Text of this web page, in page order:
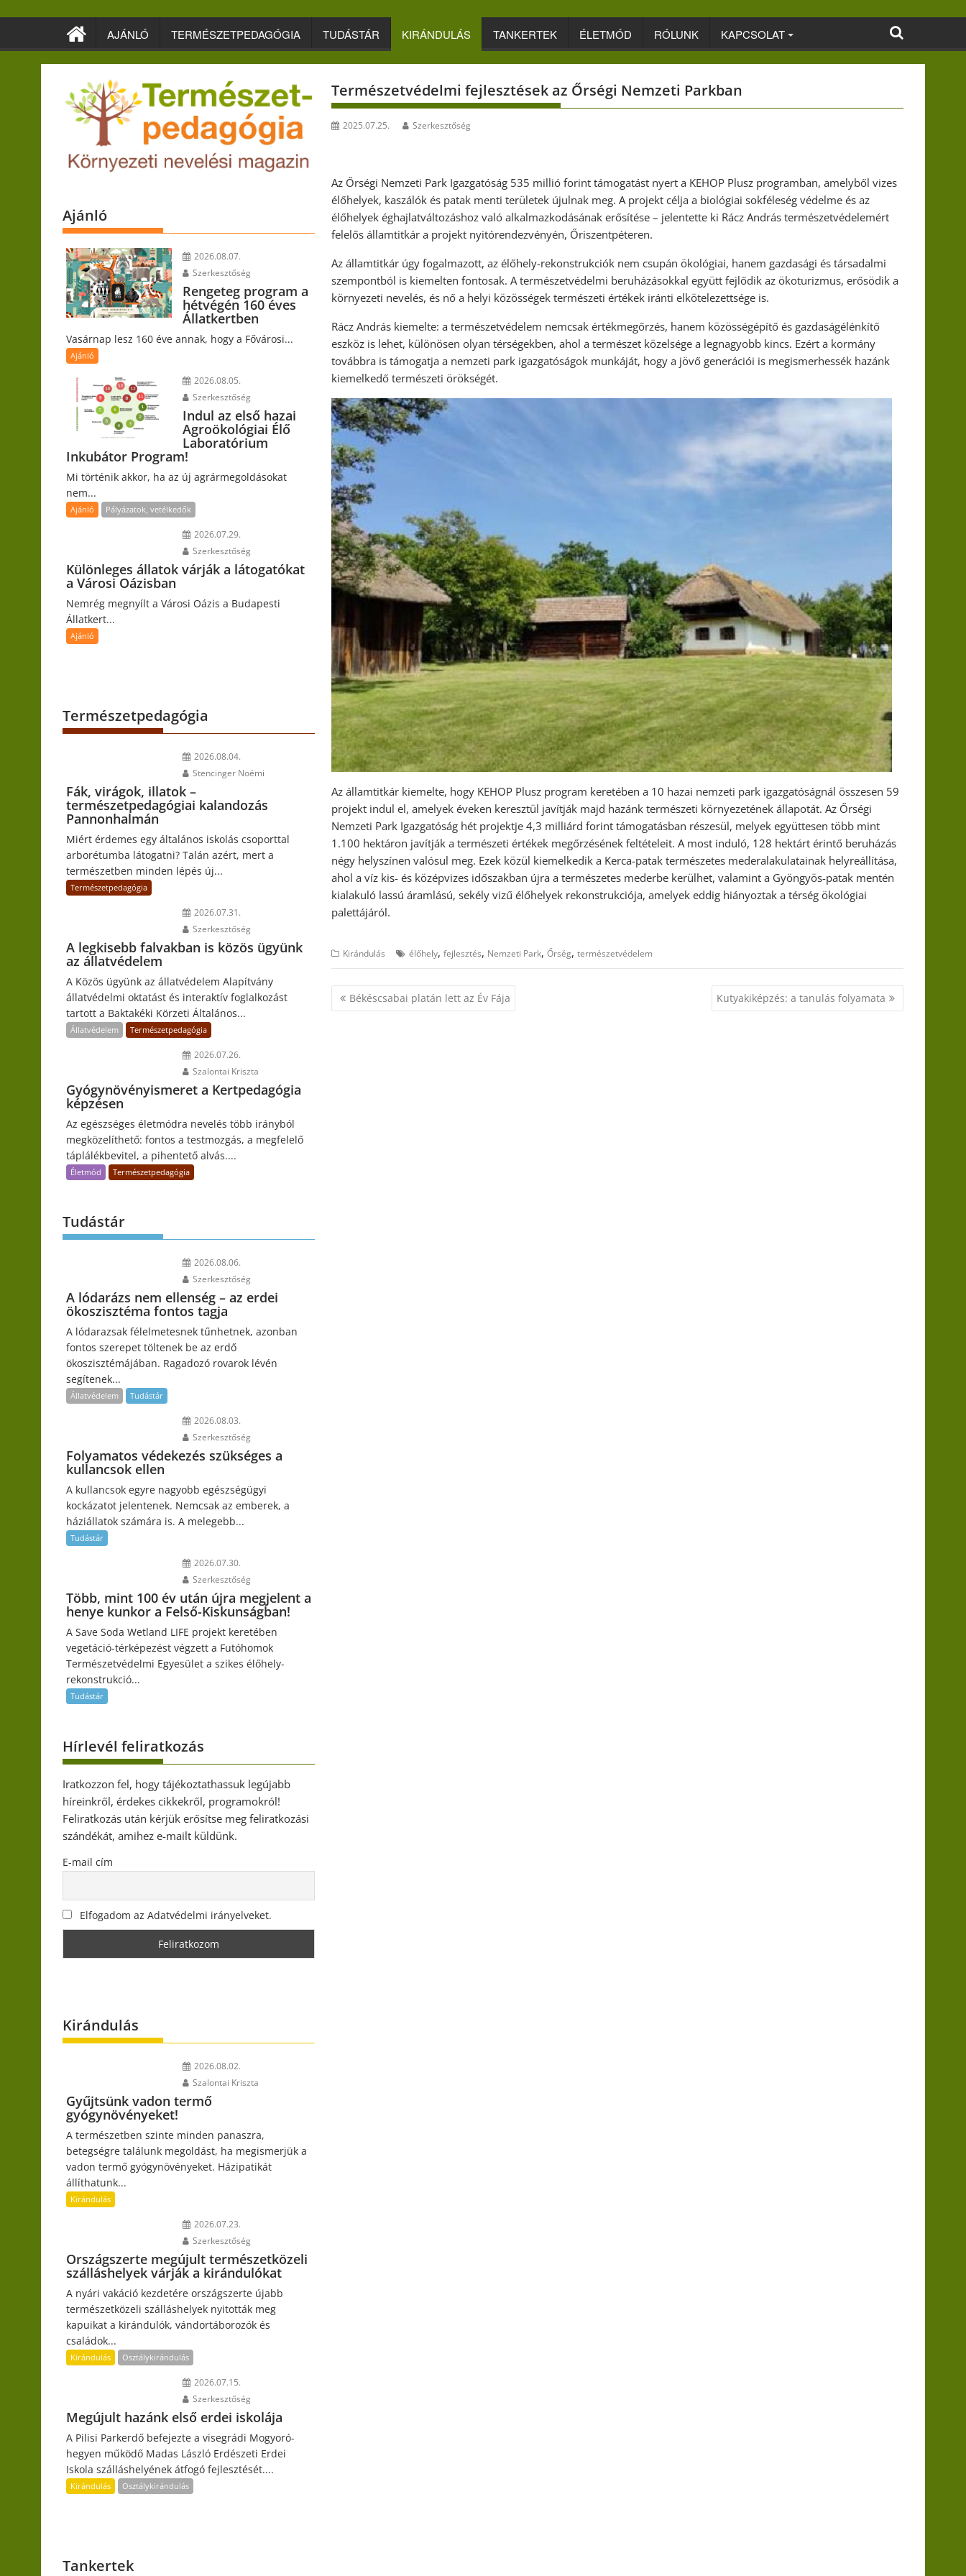
AJÁNLÓ TERMÉSZETPEDAGÓGIA TUDÁSTÁR KIRÁNDULÁS TANKERTEK ÉLETMÓD RÓLUNK KAPCSOLAT
Természetvédelmi fejlesztések az Őrségi Nemzeti Parkban
2025.07.25. Szerkesztőség
Az Őrségi Nemzeti Park Igazgatóság 535 millió forint támogatást nyert a KEHOP Plusz programban, amelyből vizes
élőhelyek, kaszálók és patak menti területek újulnak meg. A projekt célja a biológiai sokféleség védelme és az
élőhelyek éghajlatváltozáshoz való alkalmazkodásának erősítése – jelentette ki Rácz András természetvédelemért
felelős államtitkár a projekt nyitórendezvényén, Őriszentpéteren.
Az államtitkár úgy fogalmazott, az élőhely-rekonstrukciók nem csupán ökológiai, hanem gazdasági és társadalmi
szempontból is kiemelten fontosak. A természetvédelmi beruházásokkal együtt fejlődik az ökoturizmus, erősödik a
környezeti nevelés, és nő a helyi közösségek természeti értékek iránti elkötelezettsége is.
Rácz András kiemelte: a természetvédelem nemcsak értékmegőrzés, hanem közösségépítő és gazdaságélénkítő
eszköz is lehet, különösen olyan térségekben, ahol a természet közelsége a legnagyobb kincs. Ezért a kormány
továbbra is támogatja a nemzeti park igazgatóságok munkáját, hogy a jövő generációi is megismerhessék hazánk
kiemelkedő természeti örökségét.
Az államtitkár kiemelte, hogy KEHOP Plusz program keretében a 10 hazai nemzeti park igazgatóságnál összesen 59
projekt indul el, amelyek éveken keresztül javítják majd hazánk természeti környezetének állapotát. Az Őrségi
Nemzeti Park Igazgatóság hét projektje 4,3 milliárd forint támogatásban részesül, melyek együttesen több mint
1.100 hektáron javítják a természeti értékek megőrzésének feltételeit. A most induló, 128 hektárt érintő beruházás
négy helyszínen valósul meg. Ezek közül kiemelkedik a Kerca-patak természetes mederalakulatainak helyreállítása,
ahol a víz kis- és középvizes időszakban újra a természetes mederbe kerülhet, valamint a Gyöngyös-patak mentén
kialakuló lassú áramlású, sekély vizű élőhelyek rekonstrukciója, amelyek eddig hiányoztak a térség ökológiai
palettájáról.
Kirándulás élőhely,fejlesztés, Nemzeti Park,Őrség,természetvédelem
Bejegyzés
navigáció
Békéscsabai platán lett az Év Fája Kutyakiképzés: a tanulás folyamata
Ajánló
2026.08.07.
Szerkesztőség
Rengeteg program a
hétvégén 160 éves
Állatkertben
Vasárnap lesz 160 éve annak, hogy a Fővárosi...
Ajánló
2026.08.05.
Szerkesztőség
Indul az első hazai
Agroökológiai Élő
Laboratórium
Inkubátor Program!
Mi történik akkor, ha az új agrármegoldásokat
nem...
Ajánló Pályázatok, vetélkedők
2026.07.29.
Szerkesztőség
Különleges állatok várják a látogatókat
a Városi Oázisban
Nemrég megnyílt a Városi Oázis a Budapesti
Állatkert...
Ajánló
Természetpedagógia
2026.08.04.
Stencinger Noémi
Fák, virágok, illatok –
természetpedagógiai kalandozás
Pannonhalmán
Miért érdemes egy általános iskolás csoporttal
arborétumba látogatni? Talán azért, mert a
természetben minden lépés új...
Természetpedagógia
2026.07.31.
Szerkesztőség
A legkisebb falvakban is közös ügyünk
az állatvédelem
A Közös ügyünk az állatvédelem Alapítvány
állatvédelmi oktatást és interaktív foglalkozást
tartott a Baktakéki Körzeti Általános...
Állatvédelem Természetpedagógia
2026.07.26.
Szalontai Kriszta
Gyógynövényismeret a Kertpedagógia
képzésen
Az egészséges életmódra nevelés több irányból
megközelíthető: fontos a testmozgás, a megfelelő
táplálékbevitel, a pihentető alvás....
Életmód Természetpedagógia
Tudástár
2026.08.06.
Szerkesztőség
A lódarázs nem ellenség – az erdei
ökoszisztéma fontos tagja
A lódarazsak félelmetesnek tűnhetnek, azonban
fontos szerepet töltenek be az erdő
ökoszisztémájában. Ragadozó rovarok lévén
segítenek...
Állatvédelem Tudástár
2026.08.03.
Szerkesztőség
Folyamatos védekezés szükséges a
kullancsok ellen
A kullancsok egyre nagyobb egészségügyi
kockázatot jelentenek. Nemcsak az emberek, a
háziállatok számára is. A melegebb...
Tudástár
2026.07.30.
Szerkesztőség
Több, mint 100 év után újra megjelent a
henye kunkor a Felső-Kiskunságban!
A Save Soda Wetland LIFE projekt keretében
vegetáció-térképezést végzett a Futóhomok
Természetvédelmi Egyesület a szikes élőhely-
rekonstrukció...
Tudástár
Hírlevél feliratkozás
Iratkozzon fel, hogy tájékoztathassuk legújabb
híreinkről, érdekes cikkekről, programokról!
Feliratkozás után kérjük erősítse meg feliratkozási
szándékát, amihez e-mailt küldünk.
E-mail cím
Elfogadom az Adatvédelmi irányelveket.
Kirándulás
2026.08.02.
Szalontai Kriszta
Gyűjtsünk vadon termő
gyógynövényeket!
A természetben szinte minden panaszra,
betegségre találunk megoldást, ha megismerjük a
vadon termő gyógynövényeket. Házipatikát
állíthatunk...
Kirándulás
2026.07.23.
Szerkesztőség
Országszerte megújult természetközeli
szálláshelyek várják a kirándulókat
A nyári vakáció kezdetére országszerte újabb
természetközeli szálláshelyek nyitották meg
kapuikat a kirándulók, vándortáborozók és
családok...
Kirándulás Osztálykirándulás
2026.07.15.
Szerkesztőség
Megújult hazánk első erdei iskolája
A Pilisi Parkerdő befejezte a visegrádi Mogyoró-
hegyen működő Madas László Erdészeti Erdei
Iskola szálláshelyének átfogó fejlesztését....
Kirándulás Osztálykirándulás
Tankertek